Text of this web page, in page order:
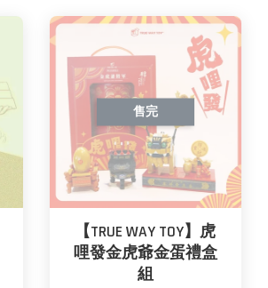
售完
【TRUE WAY TOY】虎
哩發金虎爺金蛋禮盒
組